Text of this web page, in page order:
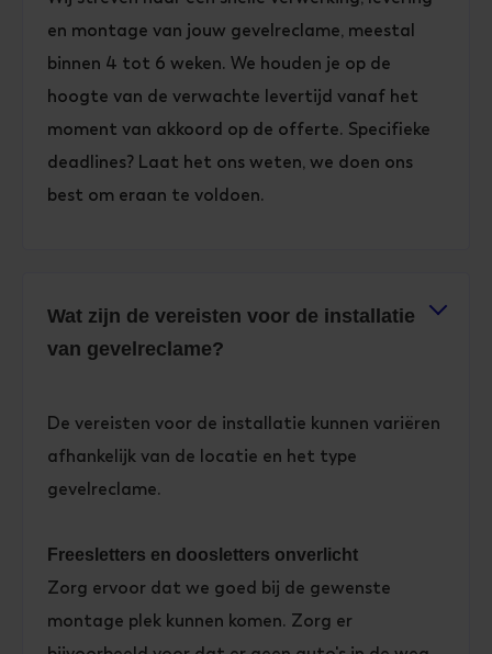
en montage van jouw gevelreclame, meestal
binnen 4 tot 6 weken. We houden je op de
hoogte van de verwachte levertijd vanaf het
moment van akkoord op de offerte. Specifieke
deadlines? Laat het ons weten, we doen ons
best om eraan te voldoen.
Wat zijn de vereisten voor de installatie
van gevelreclame?
De vereisten voor de installatie kunnen variëren
afhankelijk van de locatie en het type
gevelreclame.
Freesletters en doosletters onverlicht
Zorg ervoor dat we goed bij de gewenste
montage plek kunnen komen. Zorg er